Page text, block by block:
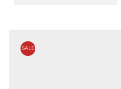
SALE